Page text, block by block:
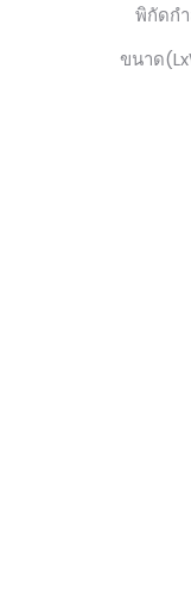
พิกัดกำ
ขนาด